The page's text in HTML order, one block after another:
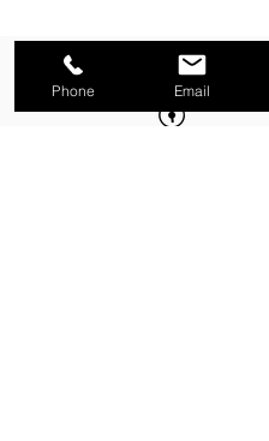
Phone Email